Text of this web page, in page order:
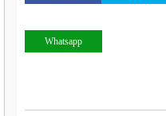
Whatsapp